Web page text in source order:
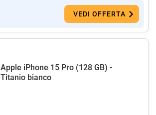
VEDI OFFERTA
Apple iPhone 15 Pro (128 GB) -
Titanio bianco